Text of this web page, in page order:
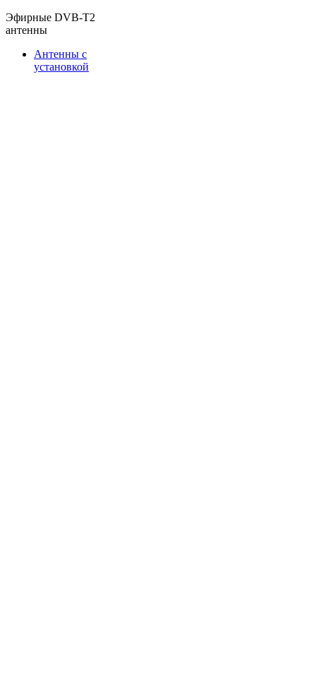
Эфирные DVB-T2
антенны
Антенны с
установкой